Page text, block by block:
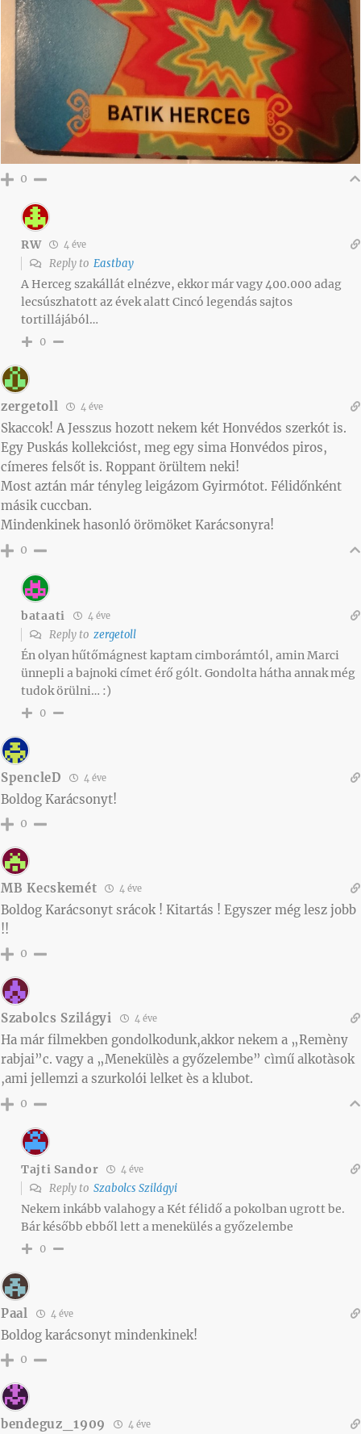
0
RW 4 éve
Reply to Eastbay
A Herceg szakállát elnézve, ekkor már vagy 400.000 adag
lecsúszhatott az évek alatt Cincó legendás sajtos
tortillájából…
0
zergetoll 4 éve
Skaccok! A Jesszus hozott nekem két Honvédos szerkót is.
Egy Puskás kollekcióst, meg egy sima Honvédos piros,
címeres felsőt is. Roppant örültem neki!
Most aztán már tényleg leigázom Gyirmótot. Félidőnként
másik cuccban.
Mindenkinek hasonló örömöket Karácsonyra!
0
bataati 4 éve
Reply to zergetoll
Én olyan hűtőmágnest kaptam cimborámtól, amin Marci
ünnepli a bajnoki címet érő gólt. Gondolta hátha annak még
tudok örülni… :)
0
SpencleD 4 éve
Boldog Karácsonyt!
0
MB Kecskemét 4 éve
Boldog Karácsonyt srácok ! Kitartás ! Egyszer még lesz jobb
!!
0
Szabolcs Szilágyi 4 éve
Ha már filmekben gondolkodunk,akkor nekem a „Remèny
rabjai”c. vagy a „Menekülès a győzelembe” cìmű alkotàsok
,ami jellemzi a szurkolói lelket ès a klubot.
0
Tajti Sandor 4 éve
Reply to Szabolcs Szilágyi
Nekem inkább valahogy a Két félidő a pokolban ugrott be.
Bár később ebből lett a menekülés a győzelembe
0
Paal 4 éve
Boldog karácsonyt mindenkinek!
0
bendeguz_1909 4 éve